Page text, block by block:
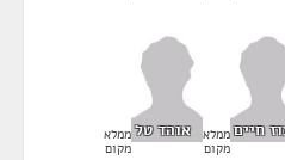
חיים ממלא
מקום
אוהד טל ממלא
מקום